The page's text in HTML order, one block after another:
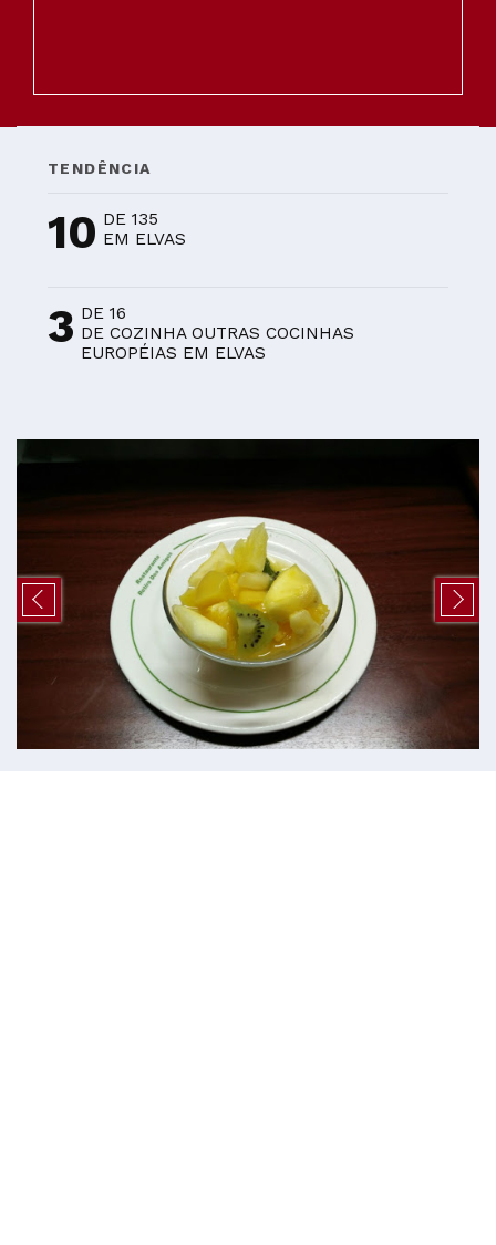
TENDÊNCIA
10 DE 135
EM ELVAS
3 DE 16
DE COZINHA OUTRAS COCINHAS
EUROPÉIAS EM ELVAS